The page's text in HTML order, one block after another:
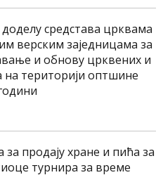
доделу средстава црквама
верским заједницама за
и обнову црквених и
на територији оптшине
за продају хране и пића за
турнира за време